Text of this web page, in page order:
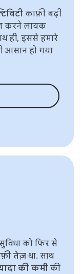
काफ़ी बढ़ी
करने लायक
ही, इससे हमारे
आसान हो गया
को फिर से
तेज़ था. साथ
की कमीकी